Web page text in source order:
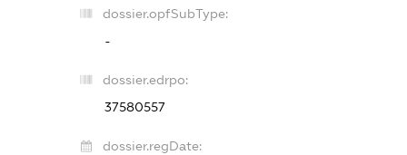
dossier.opfSubType:
-
dossier.edrpo:
37580557
dossier.regDate: